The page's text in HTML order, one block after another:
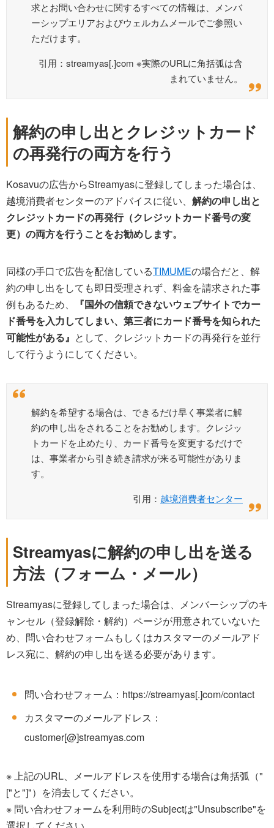
求とお問い合わせに関するすべての情報は、メンバ
ーシップエリアおよびウェルカムメールでご参照い
ただけます。
引用：streamyas[.]com ※実際のURLに角括弧は含
まれていません。
解約の申し出とクレジットカード
の再発行の両方を行う
Kosavuの広告からStreamyasに登録してしまった場合は、
越境消費者センターのアドバイスに従い、 解約の申し出と
クレジットカードの再発行（クレジットカード番号の変
更）の両方を行うことをお勧めします。
同様の手口で広告を配信しているTIMUMEの場合だと、解
約の申し出をしても即日受理されず、料金を請求された事
例もあるため、
『国外の信頼できないウェブサイトでカー
ド番号を入力してしまい、第三者にカード番号を知られた
可能性がある』 として、クレジットカードの再発行を並行
して行うようにしてください。
解約を希望する場合は、できるだけ早く事業者に解
約の申し出をされることをお勧めします。クレジッ
トカードを止めたり、カード番号を変更するだけで
は、事業者から引き続き請求が来る可能性がありま
す。
引用： 越境消費者センター
Streamyasに解約の申し出を送る
方法（フォーム・メール）
Streamyasに登録してしまった場合は、メンバーシップのキ
ャンセル（登録解除・解約）ページが用意されていないた
め、問い合わせフォームもしくはカスタマーのメールアド
レス宛に、解約の申し出を送る必要があります。
問い合わせフォーム：https://streamyas[.]com/contact
カスタマーのメールアドレス：
customer[@]streamyas.com
※ 上記のURL、メールアドレスを使用する場合は角括弧（"
["と"]"）を消去してください。
※ 問い合わせフォームを利用時のSubjectは"Unsubscribe"を
選択してください。